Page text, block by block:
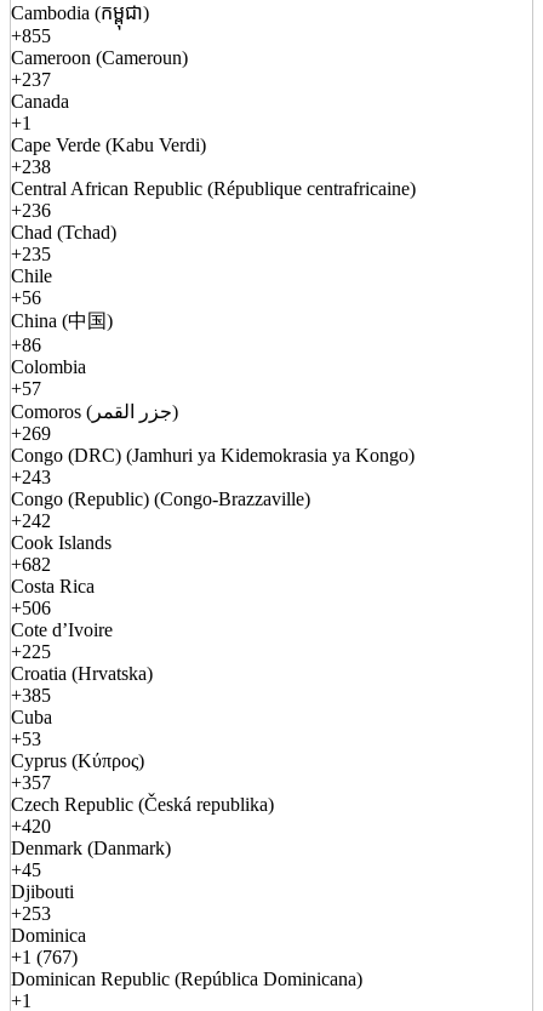
Cambodia (កម្ពុជា)
+855
Cameroon (Cameroun)
+237
Canada
+1
Cape Verde (Kabu Verdi)
+238
Central African Republic (République centrafricaine)
+236
Chad (Tchad)
+235
Chile
+56
China (中国)
+86
Colombia
+57
Comoros (جزر القمر)
+269
Congo (DRC) (Jamhuri ya Kidemokrasia ya Kongo)
+243
Congo (Republic) (Congo-Brazzaville)
+242
Cook Islands
+682
Costa Rica
+506
Cote d’Ivoire
+225
Croatia (Hrvatska)
+385
Cuba
+53
Cyprus (Κύπρος)
+357
Czech Republic (Česká republika)
+420
Denmark (Danmark)
+45
Djibouti
+253
Dominica
+1 (767)
Dominican Republic (República Dominicana)
+1